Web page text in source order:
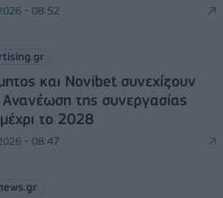
- 08:52
και Novibet συνεχίζουν
Ανανέωση της συνεργασίας
το 2028
- 08:47